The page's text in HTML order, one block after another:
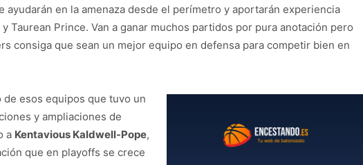
ayudarán en la amenaza desde el perímetro y aportarán experiencia
Taurean Prince. Van a ganar muchos partidos por pura anotación pero
consiga que sean un mejor equipo en defensa para competir bien en
de esos equipos que tuvo un
y ampliaciones de
a Kentavious Kaldwell-Pope,
que en playoffs se crece